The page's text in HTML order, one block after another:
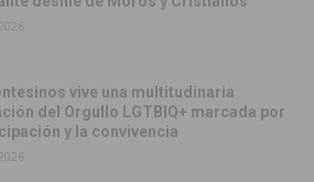
vive una multitudinaria
del Orgullo LGTBIQ+ marcada por
y la convivencia